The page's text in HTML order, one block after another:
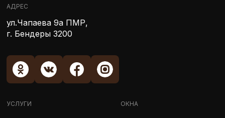
АДРЕС
ул.Чапаева 9а ПМР,
г. Бендеры 3200
УСЛУГИ ОКНА